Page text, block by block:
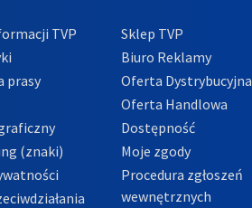
TVP
prasy
(znaki)
Sklep TVP
Biuro Reklamy
Oferta Dystrybucyjna
Oferta Handlowa
Dostępność
Moje zgody
Procedura zgłoszeń
wewnętrznych